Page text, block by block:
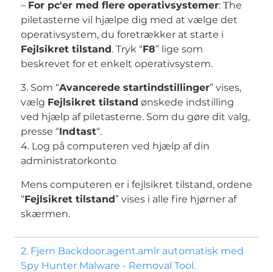
– For pc'er med flere operativsystemer: Тhe
piletasterne vil hjælpe dig med at vælge det
operativsystem, du foretrækker at starte i
Fejlsikret tilstand. Tryk “F8” lige som
beskrevet for et enkelt operativsystem.
3. Som “Avancerede startindstillinger” vises,
vælg Fejlsikret tilstand ønskede indstilling
ved hjælp af piletasterne. Som du gøre dit valg,
presse “Indtast“.
4. Log på computeren ved hjælp af din
administratorkonto
Mens computeren er i fejlsikret tilstand, ordene
“Fejlsikret tilstand” vises i alle fire hjørner af
skærmen.
2. Fjern Backdoor.agent.amlr automatisk med
Spy Hunter Malware - Removal Tool.